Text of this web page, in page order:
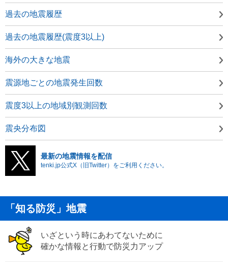
過去の地震履歴
過去の地震履歴(震度3以上)
海外の大きな地震
震源地ごとの地震発生回数
震度3以上の地域別観測回数
震央分布図
最新の地震情報を配信
tenki.jp公式X（旧Twitter）をご利用ください。
「知る防災」地震
いざという時にあわてないために
確かな情報と行動で防災力アップ